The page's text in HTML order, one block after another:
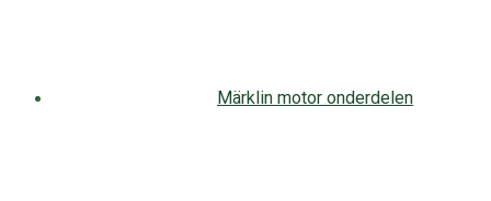
Märklin motor onderdelen